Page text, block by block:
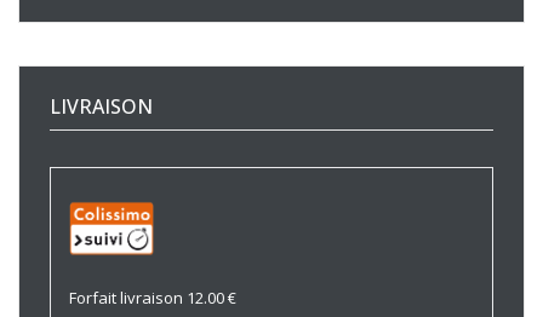
LIVRAISON
Forfait livraison 12.00 €